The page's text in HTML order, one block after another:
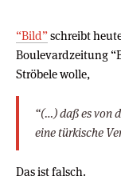
“Bild”schreibt
Boulevardzeitung
Ströbele wolle,
“(…) daß es von
eine türkische
Das ist falsch.